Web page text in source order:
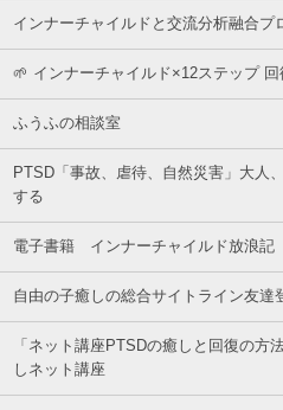
インナーチャイルドと交流分析融合プ
🌱 インナーチャイルド×12ステップ 回
ふうふの相談室
PTSD「事故、虐待、自然災害」大
する
電子書籍 インナーチャイルド放浪
自由の子癒しの総合サイトライン友達
「ネット講座PTSDの癒しと回復の
しネット講座